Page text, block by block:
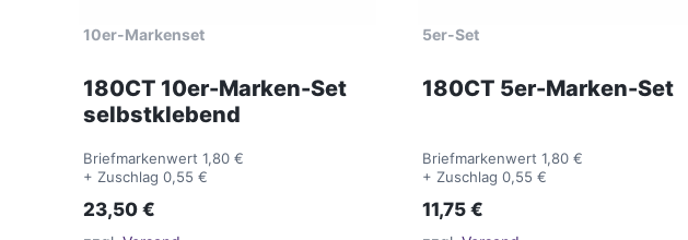
10er-Markenset
180CT 10er-Marken-Set
selbstklebend
Briefmarkenwert 1,80 €
+ Zuschlag 0,55 €
23,50 €
5er-Set
180CT 5er-Marken-Set
Briefmarkenwert 1,80 €
+ Zuschlag 0,55 €
11,75 €